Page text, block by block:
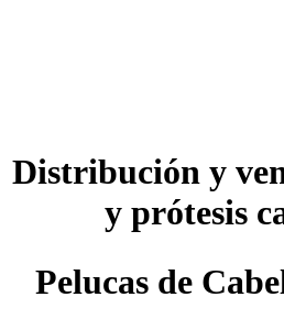
Distribución y
y prótesis
Pelucas de